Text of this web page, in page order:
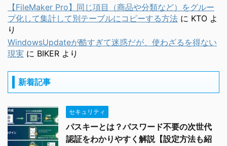
【FileMaker Pro】同じ項目（商品や分類など）をグルー
プ化して集計して別テーブルにコピーする方法 に KTO よ
り
WindowsUpdateが酷すぎて迷惑だが、使わざるを得ない
現実 に BIKER より
新着記事
セキュリティ
パスキーとは？パスワード不要の次世代
認証をわかりやすく解説【設定方法も紹